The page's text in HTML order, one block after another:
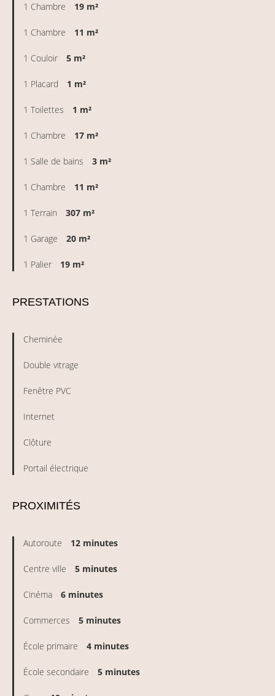
1 Chambre 19 m²
1 Chambre 11 m²
1 Couloir 5 m²
1 Placard 1 m²
1 Toilettes 1 m²
1 Chambre 17 m²
1 Salle de bains 3 m²
1 Chambre 11 m²
1 Terrain 307 m²
1 Garage 20 m²
1 Palier 19 m²
PRESTATIONS
Cheminée
Double vitrage
Fenêtre PVC
Internet
Clôture
Portail électrique
PROXIMITÉS
Autoroute 12 minutes
Centre ville 5 minutes
Cinéma 6 minutes
Commerces 5 minutes
École primaire 4 minutes
École secondaire 5 minutes